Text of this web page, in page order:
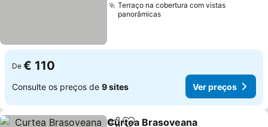
Terraço na cobertura com vistas
panorâmicas
De € 110
Consulte os preços de 9 sites Ver preços
Curtea Brasoveana